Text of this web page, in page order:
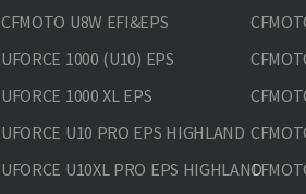
CFMOTO U8W EFI&EPS
UFORCE 1000 (U10) EPS
UFORCE 1000 XL EPS
UFORCE U10 PRO EPS HIGHLAND
UFORCE U10XL PRO EPS HIGHLAND